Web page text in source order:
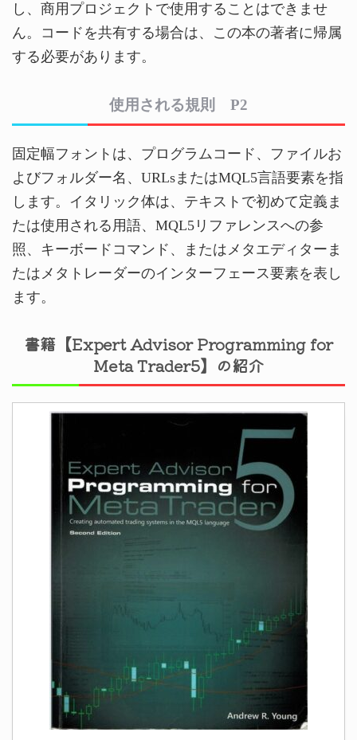
し、商用プロジェクトで使用することはできませ
ん。コードを共有する場合は、この本の著者に帰属
する必要があります。
使用される規則 P2
固定幅フォントは、プログラムコード、ファイルお
よびフォルダー名、URLsまたはMQL5言語要素を指
します。イタリック体は、テキストで初めて定義ま
たは使用される用語、MQL5リファレンスへの参
照、キーボードコマンド、またはメタエディターま
たはメタトレーダーのインターフェース要素を表し
ます。
書籍【Expert Advisor Programming for
Meta Trader5】の紹介